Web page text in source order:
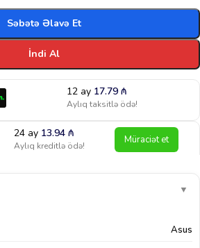
Səbətə Əlavə Et
İndi Al
12 ay 17.79 ₼
Aylıq taksitlə ödə!
24 ay 13.94₼
Aylıq kreditlə ödə! Müraciət et
▼
Asus